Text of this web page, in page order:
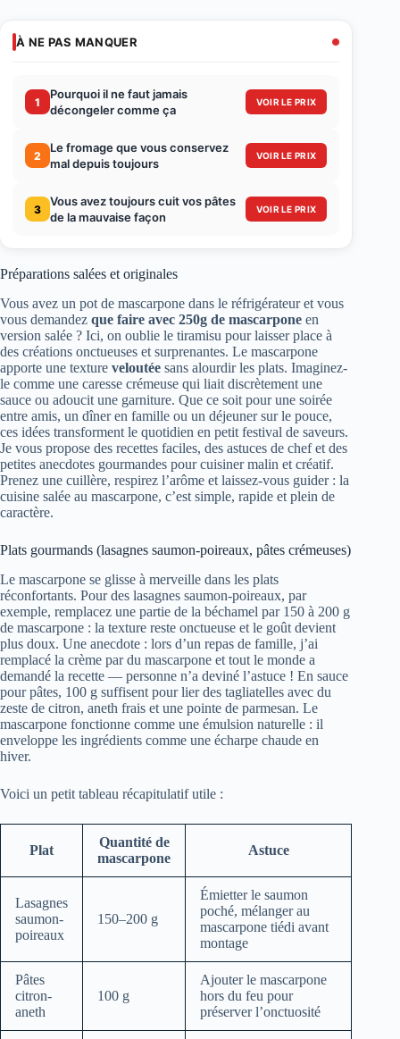
À NE PAS MANQUER
1
Pourquoi il ne faut jamais
décongeler comme ça
VOIR LE PRIX
2
Le fromage que vous conservez
mal depuis toujours
VOIR LE PRIX
3
Vous avez toujours cuit vos pâtes
de la mauvaise façon
VOIR LE PRIX
Préparations salées et originales
Vous avez un pot de mascarpone dans le réfrigérateur et vous
vous demandez que faire avec 250g de mascarpone en
version salée ? Ici, on oublie le tiramisu pour laisser place à
des créations onctueuses et surprenantes. Le mascarpone
apporte une texture veloutée sans alourdir les plats. Imaginez-
le comme une caresse crémeuse qui liait discrètement une
sauce ou adoucit une garniture. Que ce soit pour une soirée
entre amis, un dîner en famille ou un déjeuner sur le pouce,
ces idées transforment le quotidien en petit festival de saveurs.
Je vous propose des recettes faciles, des astuces de chef et des
petites anecdotes gourmandes pour cuisiner malin et créatif.
Prenez une cuillère, respirez l’arôme et laissez-vous guider : la
cuisine salée au mascarpone, c’est simple, rapide et plein de
caractère.
Plats gourmands (lasagnes saumon-poireaux, pâtes crémeuses)
Le mascarpone se glisse à merveille dans les plats
réconfortants. Pour des lasagnes saumon-poireaux, par
exemple, remplacez une partie de la béchamel par 150 à 200 g
de mascarpone : la texture reste onctueuse et le goût devient
plus doux. Une anecdote : lors d’un repas de famille, j’ai
remplacé la crème par du mascarpone et tout le monde a
demandé la recette — personne n’a deviné l’astuce ! En sauce
pour pâtes, 100 g suffisent pour lier des tagliatelles avec du
zeste de citron, aneth frais et une pointe de parmesan. Le
mascarpone fonctionne comme une émulsion naturelle : il
enveloppe les ingrédients comme une écharpe chaude en
hiver.
Voici un petit tableau récapitulatif utile :
Plat
Quantité de
mascarpone
Astuce
Lasagnes
saumon-
poireaux
150–200 g
Émietter le saumon
poché, mélanger au
mascarpone tiédi avant
montage
Pâtes
citron-
aneth
100 g
Ajouter le mascarpone
hors du feu pour
préserver l’onctuosité